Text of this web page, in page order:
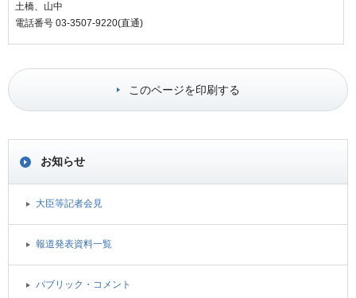
土橋、山中
電話番号 03-3507-9220(直通)
このページを印刷する
お知らせ
大臣等記者会見
報道発表資料一覧
パブリック・コメント